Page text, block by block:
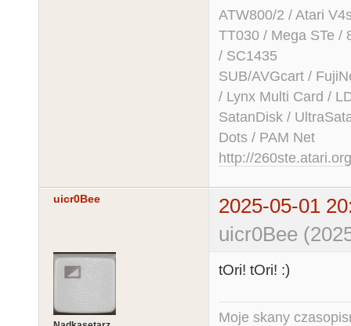
ATW800/2 / Atari
TT030 / Mega STe /
/ SC1435
SUB/AVGcart /
/ Lynx Multi Card /
SatanDisk /
Dots / PAM Net
http://260ste.atari.org
uicr0Bee
2025-05-01
uicr0Bee
tOri! tOri! :)
Moje skany